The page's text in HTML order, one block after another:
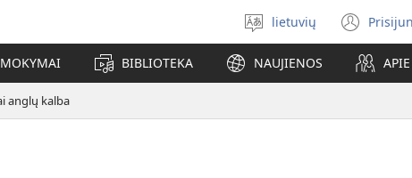
Pasirinkite
kalbą
lietuvių
BIBLIOTEKA NAUJIENOS
anglų kalba